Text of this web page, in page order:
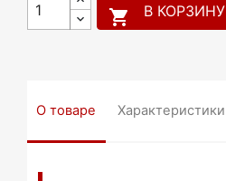
 В КОРЗИНУ
О товаре Характеристики